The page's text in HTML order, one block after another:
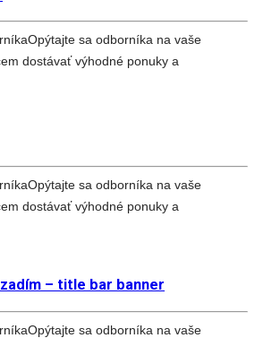
sa odborníka na vaše
dostávať výhodné ponuky a
sa odborníka na vaše
dostávať výhodné ponuky a
– title bar banner
sa odborníka na vaše